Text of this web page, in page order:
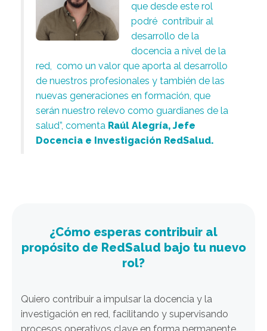
que desde este rol
podré contribuir al
desarrollo de la
docencia a nivel de la
red, como un valor que aporta al desarrollo
de nuestros profesionales y también de las
nuevas generaciones en formación, que
serán nuestro relevo como guardianes de la
salud”, comenta Raúl Alegría, Jefe
Docencia e Investigación RedSalud.
¿Cómo esperas contribuir al
propósito de RedSalud bajo tu nuevo
rol?
Quiero contribuir a impulsar la docencia y la
investigación en red, facilitando y supervisando
procesos operativos clave en forma permanente.